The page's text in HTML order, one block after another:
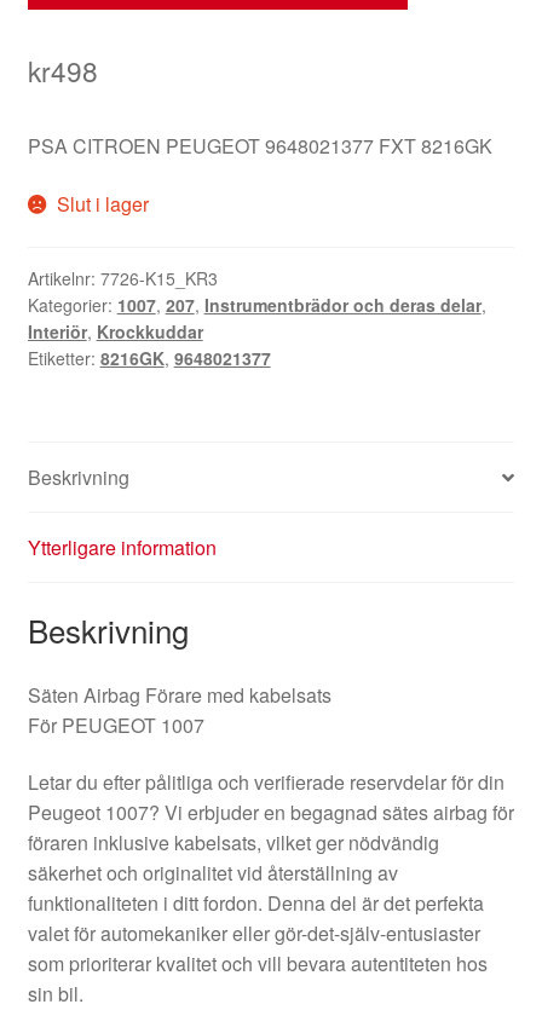
kr498
PSA CITROEN PEUGEOT 9648021377 FXT 8216GK
Slut i lager
Artikelnr: 7726-K15_KR3
Kategorier: 1007, 207, Instrumentbrädor och deras delar,
Interiör, Krockkuddar
Etiketter: 8216GK, 9648021377
Beskrivning
Ytterligare information
Beskrivning
Säten Airbag Förare med kabelsats
För PEUGEOT 1007
Letar du efter pålitliga och verifierade reservdelar för din
Peugeot 1007? Vi erbjuder en begagnad sätes airbag för
föraren inklusive kabelsats, vilket ger nödvändig
säkerhet och originalitet vid återställning av
funktionaliteten i ditt fordon. Denna del är det perfekta
valet för automekaniker eller gör-det-själv-entusiaster
som prioriterar kvalitet och vill bevara autentiteten hos
sin bil.